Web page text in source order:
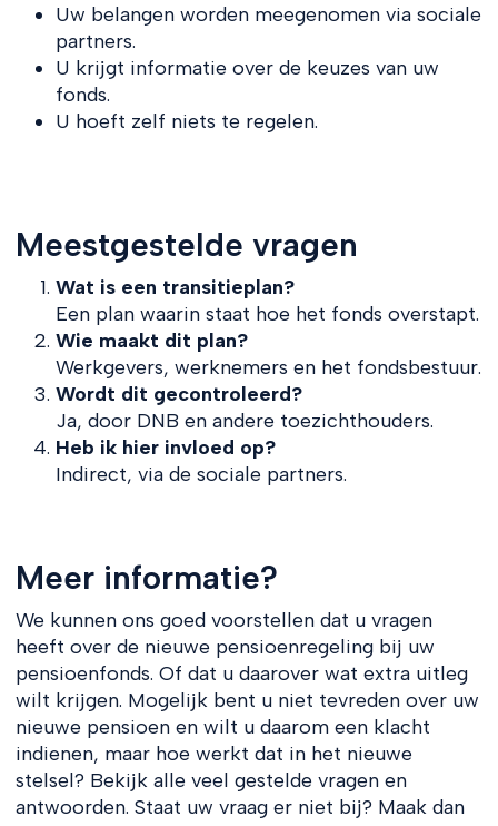
Uw belangen worden meegenomen via sociale
partners.
U krijgt informatie over de keuzes van uw
fonds.
U hoeft zelf niets te regelen.
Meestgestelde vragen
Wat is een transitieplan?
Een plan waarin staat hoe het fonds overstapt.
Wie maakt dit plan?
Werkgevers, werknemers en het fondsbestuur.
Wordt dit gecontroleerd?
Ja, door DNB en andere toezichthouders.
Heb ik hier invloed op?
Indirect, via de sociale partners.
Meer informatie?
We kunnen ons goed voorstellen dat u vragen
heeft over de nieuwe pensioenregeling bij uw
pensioenfonds. Of dat u daarover wat extra uitleg
wilt krijgen. Mogelijk bent u niet tevreden over uw
nieuwe pensioen en wilt u daarom een klacht
indienen, maar hoe werkt dat in het nieuwe
stelsel? Bekijk alle veel gestelde vragen en
antwoorden. Staat uw vraag er niet bij? Maak dan